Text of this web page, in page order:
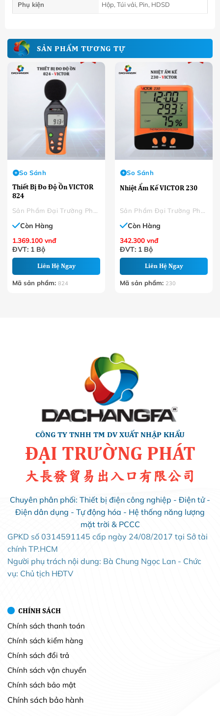
Phụ kiện Hộp, Túi vải, Pin, HDSD
SẢN PHẨM TƯƠNG TỰ
Thiết Bị Đo Độ Ồn VICTOR
824
So Sánh
Còn Hàng
1.369.100 vnđ
ĐVT: 1 Bộ
Liên Hệ Ngay
Mã sản phẩm: 824
Nhiệt Ẩm Kế VICTOR 230
So Sánh
Còn Hàng
342.300 vnđ
ĐVT: 1 Bộ
Liên Hệ Ngay
Mã sản phẩm: 230
CÔNG TY TNHH TM DV XUẤT NHẬP KHẨU
ĐẠI TRƯỜNG PHÁT
大長發貿易出入口有限公司
Chuyên phân phối: Thiết bị điện công nghiệp - Điện tử -
Điện dân dụng - Tự động hóa - Hệ thống năng lượng
mặt trời & PCCC
GPKD số 0314591145 cấp ngày 24/08/2017 tại Sở tài
chính TP.HCM
Người phụ trách nội dung: Bà Chung Ngọc Lan - Chức
vụ: Chủ tịch HĐTV
CHÍNH SÁCH
Chính sách thanh toán
Chính sách kiểm hàng
Chính sách đổi trả
Chính sách vận chuyển
Chính sách bảo mật
Chính sách bảo hành